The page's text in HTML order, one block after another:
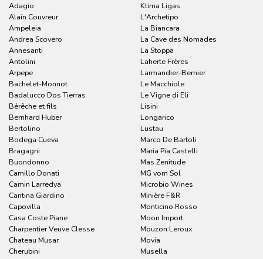
Adagio
Alain Couvreur
Ampeleia
Andrea Scovero
Annesanti
Antolini
Arpepe
Bachelet-Monnot
Badalucco Dos Tierras
Bérêche et fils
Bernhard Huber
Bertolino
Bodega Cueva
Bragagni
Buondonno
Camillo Donati
Camin Larredya
Cantina Giardino
Capovilla
Casa Coste Piane
Charpentier Veuve Clesse
Chateau Musar
Cherubini
Ktima Ligas
L'Archetipo
La Biancara
La Cave des Nomades
La Stoppa
Laherte Frères
Larmandier-Bernier
Le Macchiole
Le Vigne di Eli
Lisini
Longarico
Lustau
Marco De Bartoli
Maria Pia Castelli
Mas Zenitude
MG vom Sol
Microbio Wines
Minière F&R
Monticino Rosso
Moon Import
Mouzon Leroux
Movia
Musella